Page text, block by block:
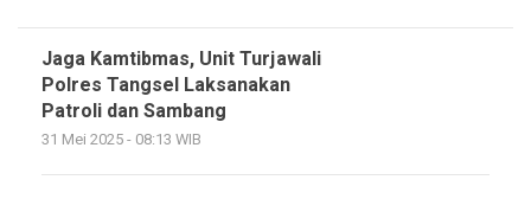
Jaga Kamtibmas, Unit Turjawali
Polres Tangsel Laksanakan
Patroli dan Sambang
31 Mei 2025 - 08:13 WIB